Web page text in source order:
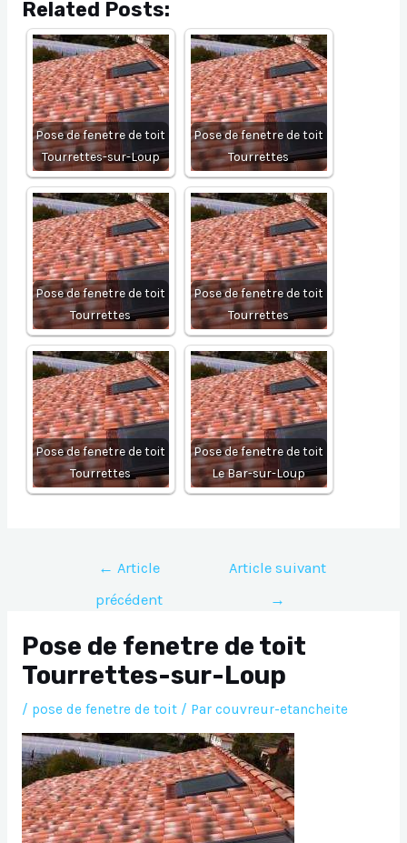
Related Posts:
Pose de fenetre de toit
Tourrettes-sur-Loup
Pose de fenetre de toit
Tourrettes
Pose de fenetre de toit
Tourrettes
Pose de fenetre de toit
Tourrettes
Pose de fenetre de toit
Tourrettes
Pose de fenetre de toit
Le Bar-sur-Loup
l’article
← Article
précédent
Article suivant
→
Pose de fenetre de toit
Tourrettes-sur-Loup
/ pose de fenetre de toit/ Par couvreur-etancheite